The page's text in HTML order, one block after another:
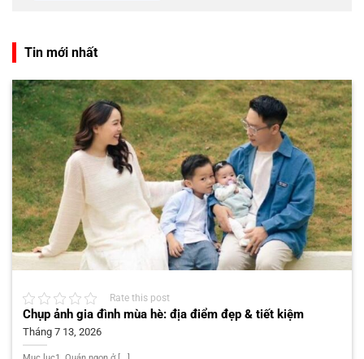
Tin mới nhất
Rate this post
Chụp ảnh gia đình mùa hè: địa điểm đẹp & tiết kiệm
Tháng 7 13, 2026